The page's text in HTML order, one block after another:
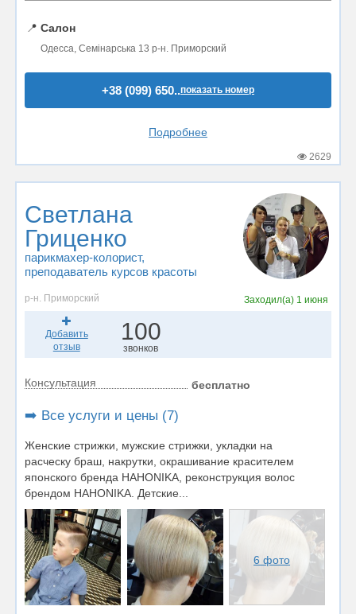
📍 Салон
Одесса, Семінарська 13 р-н. Приморский
+38 (099) 650..показать номер
Подробнее
2629
Светлана
Гриценко
парикмахер-колорист,
преподаватель курсов красоты
р-н. Приморский Заходил(а) 1 июня
Добавить
отзыв
100
звонков
Консультация бесплатно
➡️ Все услуги и цены (7)
Женские стрижки, мужские стрижки, укладки на
расческу браш, накрутки, окрашивание красителем
японского бренда НАНОNIKA, реконструкция волос
брендом HAHONIKA. Детские...
6 фото